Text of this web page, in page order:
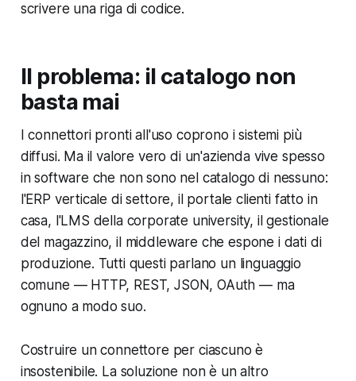
scrivere una riga di codice.
Il problema: il catalogo non
basta mai
I connettori pronti all'uso coprono i sistemi più
diffusi. Ma il valore vero di un'azienda vive spesso
in software che non sono nel catalogo di nessuno:
l'ERP verticale di settore, il portale clienti fatto in
casa, l'LMS della corporate university, il gestionale
del magazzino, il middleware che espone i dati di
produzione. Tutti questi parlano un linguaggio
comune — HTTP, REST, JSON, OAuth — ma
ognuno a modo suo.
Costruire un connettore per ciascuno è
insostenibile. La soluzione non è un altro